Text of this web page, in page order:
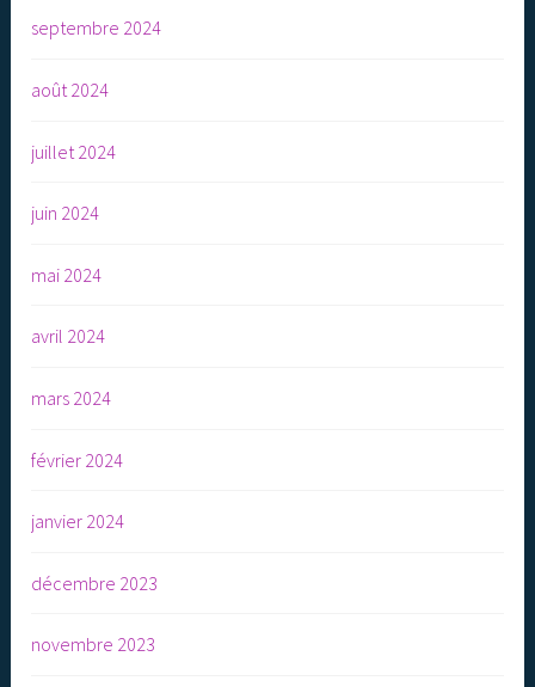
septembre 2024
août 2024
juillet 2024
juin 2024
mai 2024
avril 2024
mars 2024
février 2024
janvier 2024
décembre 2023
novembre 2023